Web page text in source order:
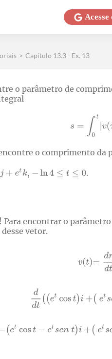
Acesse
> Capítulo 13.3 - Ex. 13
o parâmetro de
o comprimento da
, .
encontrar o
vetor.